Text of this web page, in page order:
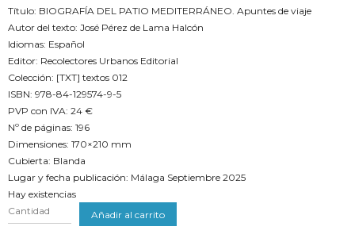
Título: BIOGRAFÍA DEL PATIO MEDITERRÁNEO. Apuntes de viaje
Autor del texto: José Pérez de Lama Halcón
Idiomas: Español
Editor: Recolectores Urbanos Editorial
Colección: [TXT] textos 012
ISBN: 978-84-129574-9-5
PVP con IVA: 24 €
Nº de páginas: 196
Dimensiones: 170×210 mm
Cubierta: Blanda
Lugar y fecha publicación: Málaga Septiembre 2025
Hay existencias
Cantidad
Añadir al carrito